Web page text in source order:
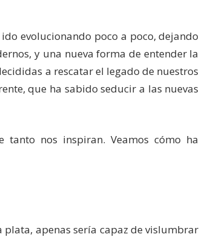
evolucionando poco a poco, dejando
y una nueva forma de entender la
a rescatar el legado de nuestros
que ha sabido seducir a las nuevas
tanto nos inspiran. Veamos cómo ha
plata, apenas sería capaz de vislumbrar